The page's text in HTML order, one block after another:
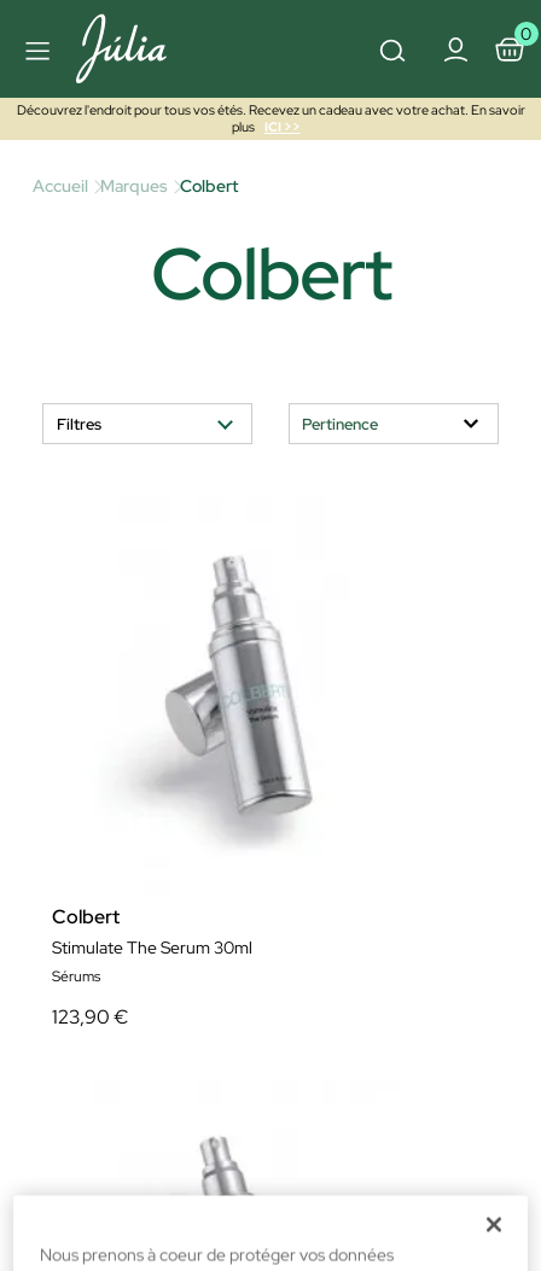
0
Découvrez l'endroit pour tous vos étés. Recevez un cadeau avec votre achat. En savoir
plus
ICI >>
Accueil Marques Colbert
Colbert
Filtres
Colbert
Stimulate The Serum 30ml
Sérums
123,90 €
Nous prenons à coeur de protéger vos données